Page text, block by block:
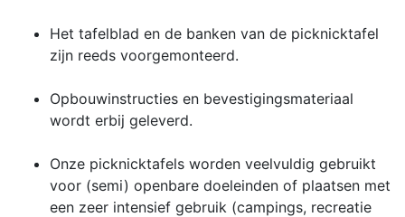
Het tafelblad en de banken van de picknicktafel
zijn reeds voorgemonteerd.
Opbouwinstructies en bevestigingsmateriaal
wordt erbij geleverd.
Onze picknicktafels worden veelvuldig gebruikt
voor (semi) openbare doeleinden of plaatsen met
een zeer intensief gebruik (campings, recreatie